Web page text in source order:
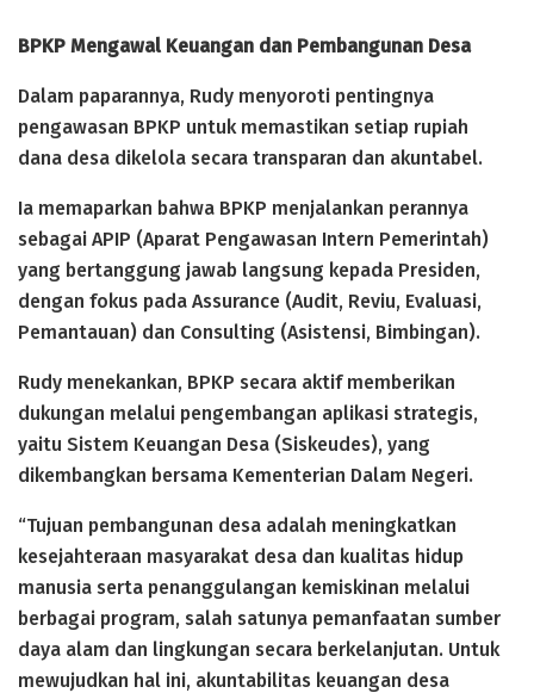
BPKP Mengawal Keuangan dan Pembangunan Desa
Dalam paparannya, Rudy menyoroti pentingnya
pengawasan BPKP untuk memastikan setiap rupiah
dana desa dikelola secara transparan dan akuntabel.
Ia memaparkan bahwa BPKP menjalankan perannya
sebagai APIP (Aparat Pengawasan Intern Pemerintah)
yang bertanggung jawab langsung kepada Presiden,
dengan fokus pada Assurance (Audit, Reviu, Evaluasi,
Pemantauan) dan Consulting (Asistensi, Bimbingan).
Rudy menekankan, BPKP secara aktif memberikan
dukungan melalui pengembangan aplikasi strategis,
yaitu Sistem Keuangan Desa (Siskeudes), yang
dikembangkan bersama Kementerian Dalam Negeri.
“Tujuan pembangunan desa adalah meningkatkan
kesejahteraan masyarakat desa dan kualitas hidup
manusia serta penanggulangan kemiskinan melalui
berbagai program, salah satunya pemanfaatan sumber
daya alam dan lingkungan secara berkelanjutan. Untuk
mewujudkan hal ini, akuntabilitas keuangan desa